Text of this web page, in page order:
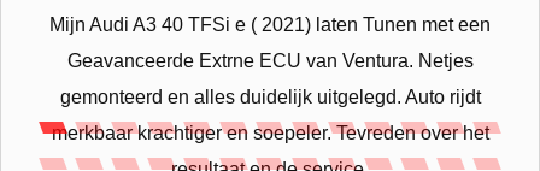
Mijn Audi A3 40 TFSi e ( 2021) laten Tunen met een
Geavanceerde Extrne ECU van Ventura. Netjes
gemonteerd en alles duidelijk uitgelegd. Auto rijdt
merkbaar krachtiger en soepeler. Tevreden over het